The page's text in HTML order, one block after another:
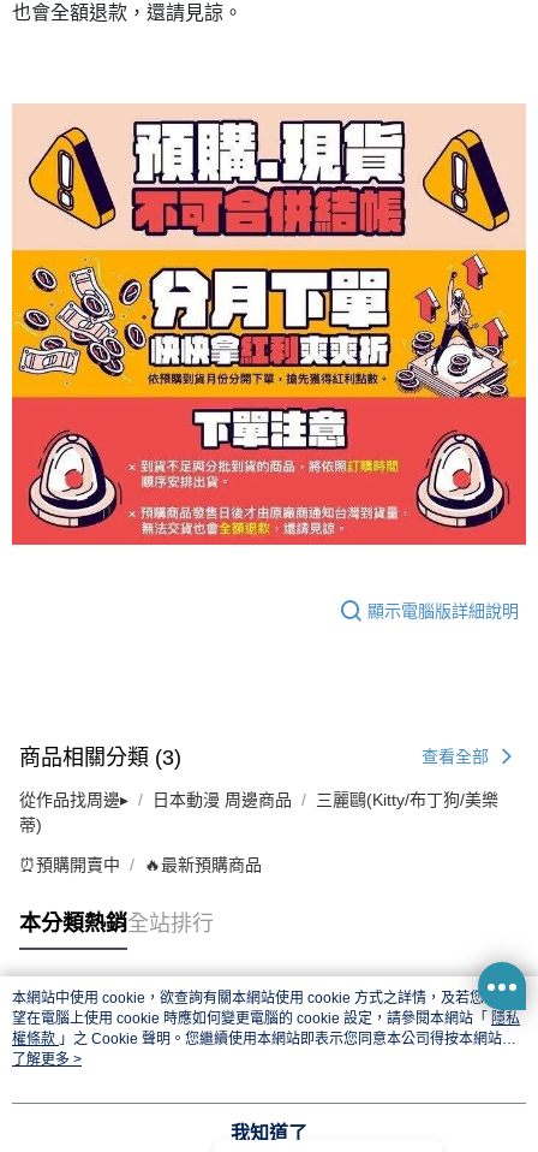
也會全額退款，還請見諒。
顯示電腦版詳細說明
商品相關分類 (3) 查看全部
從作品找周邊▸ 日本動漫 周邊商品
三麗鷗(Kitty/布丁狗/美樂
蒂)
⏰預購開賣中 🔥最新預購商品
本分類熱銷全站排行
熱門標籤
本網站中使用 cookie，欲查詢有關本網站使用 cookie 方式之詳情，及若您不希
望在電腦上使用 cookie 時應如何變更電腦的 cookie 設定，請參閱本網站「 隱私
權條款 」之 Cookie 聲明。您繼續使用本網站即表示您同意本公司得按本網站使
用條款之 Cookie 聲明使用 cookie。
了解更多 >
我知道了